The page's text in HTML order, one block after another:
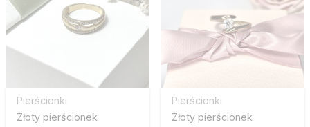
Pierścionki
Złoty pierścionek
Pierścionki
Złoty pierścionek